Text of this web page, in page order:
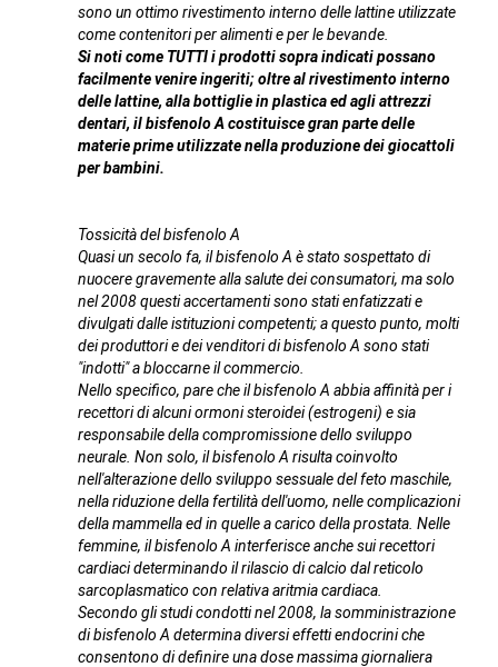
sono un ottimo rivestimento interno delle lattine utilizzate
come contenitori per alimenti e per le bevande.
Si noti come TUTTI i prodotti sopra indicati possano
facilmente venire ingeriti; oltre al rivestimento interno
delle lattine, alla bottiglie in plastica ed agli attrezzi
dentari, il bisfenolo A costituisce gran parte delle
materie prime utilizzate nella produzione dei giocattoli
per bambini.
Tossicità del bisfenolo A
Quasi un secolo fa, il bisfenolo A è stato sospettato di
nuocere gravemente alla salute dei consumatori, ma solo
nel 2008 questi accertamenti sono stati enfatizzati e
divulgati dalle istituzioni competenti; a questo punto, molti
dei produttori e dei venditori di bisfenolo A sono stati
"indotti" a bloccarne il commercio.
Nello specifico, pare che il bisfenolo A abbia affinità per i
recettori di alcuni ormoni steroidei (estrogeni) e sia
responsabile della compromissione dello sviluppo
neurale. Non solo, il bisfenolo A risulta coinvolto
nell'alterazione dello sviluppo sessuale del feto maschile,
nella riduzione della fertilità dell'uomo, nelle complicazioni
della mammella ed in quelle a carico della prostata. Nelle
femmine, il bisfenolo A interferisce anche sui recettori
cardiaci determinando il rilascio di calcio dal reticolo
sarcoplasmatico con relativa aritmia cardiaca.
Secondo gli studi condotti nel 2008, la somministrazione
di bisfenolo A determina diversi effetti endocrini che
consentono di definire una dose massima giornaliera